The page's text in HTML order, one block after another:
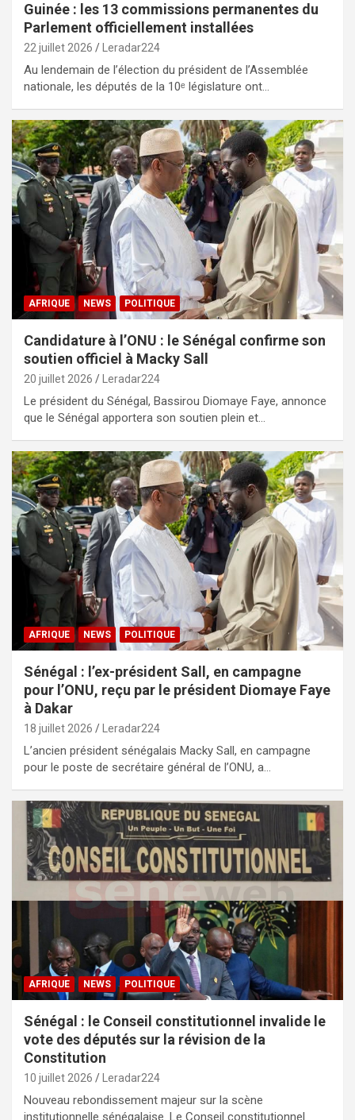
Guinée : les 13 commissions permanentes du
Parlement officiellement installées
22 juillet 2026 Leradar224
Au lendemain de l’élection du président de l’Assemblée
nationale, les députés de la 10ᵉ législature ont…
AFRIQUE NEWS POLITIQUE
Candidature à l’ONU : le Sénégal confirme son
soutien officiel à Macky Sall
20 juillet 2026 Leradar224
Le président du Sénégal, Bassirou Diomaye Faye, annonce
que le Sénégal apportera son soutien plein et…
AFRIQUE NEWS POLITIQUE
Sénégal : l’ex-président Sall, en campagne
pour l’ONU, reçu par le président Diomaye Faye
à Dakar
18 juillet 2026 Leradar224
L’ancien président sénégalais Macky Sall, en campagne
pour le poste de secrétaire général de l’ONU, a…
AFRIQUE NEWS POLITIQUE
Sénégal : le Conseil constitutionnel invalide le
vote des députés sur la révision de la
Constitution
10 juillet 2026 Leradar224
Nouveau rebondissement majeur sur la scène
institutionnelle sénégalaise. Le Conseil constitutionnel